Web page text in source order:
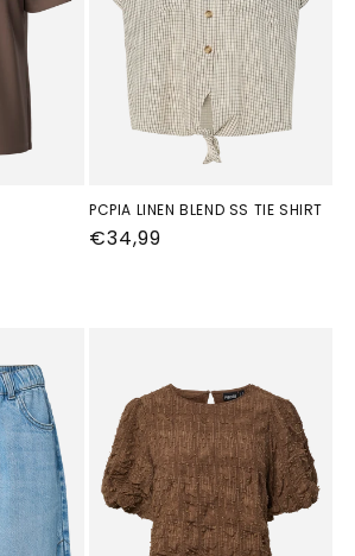
PCPIA LINEN BLEND SS TIE SHIRT
Normale
€34,99